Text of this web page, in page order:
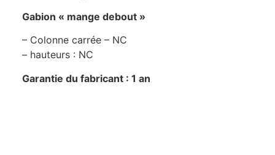
Gabion « mange debout »
– Colonne carrée – NC
– hauteurs : NC
Garantie du fabricant : 1 an